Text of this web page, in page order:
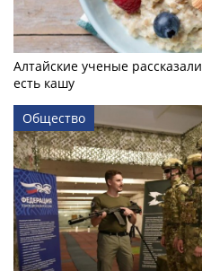
Алтайские ученые
есть кашу
Общество